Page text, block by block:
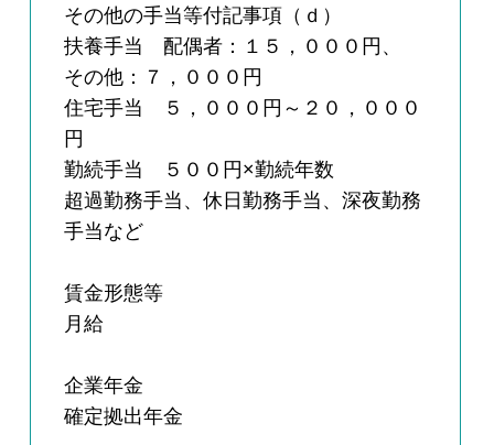
その他の手当等付記事項（ｄ）
扶養手当 配偶者：１５，０００円、
その他：７，０００円
住宅手当 ５，０００円～２０，０００
円
勤続手当 ５００円×勤続年数
超過勤務手当、休日勤務手当、深夜勤務
手当など
賃金形態等
月給
企業年金
確定拠出年金